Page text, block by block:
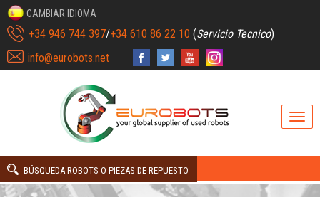
CAMBIAR IDIOMA
+34 946 744 397/+34 610 86 22 10 (Servicio Tecnico)
info@eurobots.net
BÚSQUEDA ROBOTS O PIEZAS DE REPUESTO